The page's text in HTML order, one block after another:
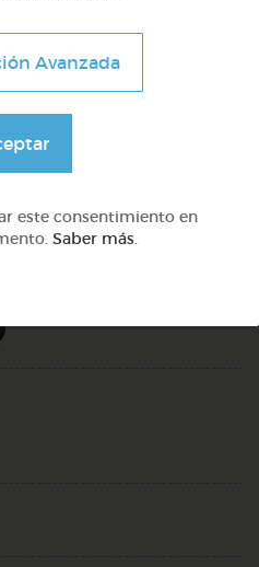
(7-8 años)
rocas
DOCS (2)
Avanzada
este consentimiento en
Saber más.